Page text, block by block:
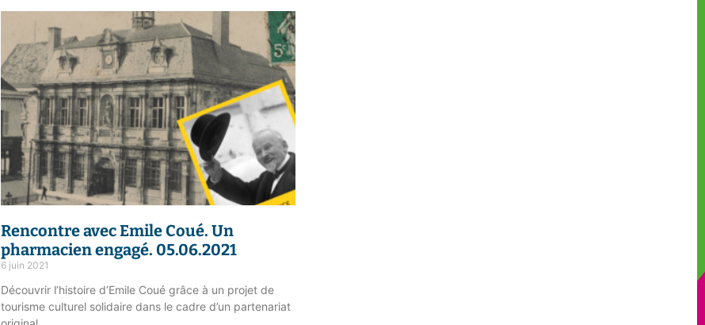
Rencontre avec Emile Coué. Un
pharmacien engagé. 05.06.2021
6 juin 2021
Découvrir l’histoire d’Emile Coué grâce à un projet de
tourisme culturel solidaire dans le cadre d’un partenariat